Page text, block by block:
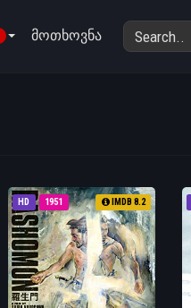
მოთხოვნა
HD 1951 IMDB 8.2